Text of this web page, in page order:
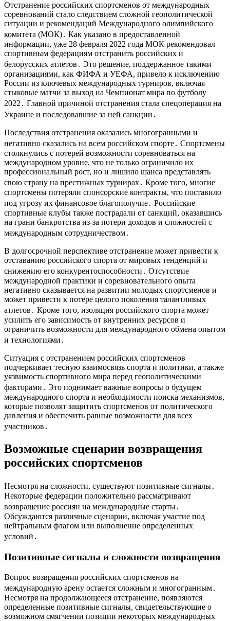
Отстранение российских спортсменов от международных
соревнований стало следствием сложной геополитической
ситуации и рекомендаций Международного олимпийского
комитета (МОК)․ Как указано в предоставленной
информации, уже 28 февраля 2022 года МОК рекомендовал
спортивным федерациям отстранить российских и
белорусских атлетов․ Это решение, поддержанное такими
организациями, как ФИФА и УЕФА, привело к исключению
России из ключевых международных турниров, включая
стыковые матчи за выход на Чемпионат мира по футболу
2022․ Главной причиной отстранения стала спецоперация на
Украине и последовавшие за ней санкции․
Последствия отстранения оказались многогранными и
негативно сказались на всем российском спорте․ Спортсмены
столкнулись с потерей возможности соревноваться на
международном уровне, что не только ограничило их
профессиональный рост, но и лишило шанса представлять
свою страну на престижных турнирах․ Кроме того, многие
спортсмены потеряли спонсорские контракты, что поставило
под угрозу их финансовое благополучие․ Российские
спортивные клубы также пострадали от санкций, оказавшись
на грани банкротства из-за потери доходов и сложностей с
международным сотрудничеством․
В долгосрочной перспективе отстранение может привести к
отставанию российского спорта от мировых тенденций и
снижению его конкурентоспособности․ Отсутствие
международной практики и соревновательного опыта
негативно сказывается на развитии молодых спортсменов и
может привести к потере целого поколения талантливых
атлетов․ Кроме того, изоляция российского спорта может
усилить его зависимость от внутренних ресурсов и
ограничить возможности для международного обмена опытом
и технологиями․
Ситуация с отстранением российских спортсменов
подчеркивает тесную взаимосвязь спорта и политики, а также
уязвимость спортивного мира перед геополитическими
факторами․ Это поднимает важные вопросы о будущем
международного спорта и необходимости поиска механизмов,
которые позволят защитить спортсменов от политического
давления и обеспечить равные возможности для всех
участников․
Возможные сценарии возвращения
российских спортсменов
Несмотря на сложности, существуют позитивные сигналы․
Некоторые федерации положительно рассматривают
возвращение россиян на международные старты․
Обсуждаются различные сценарии, включая участие под
нейтральным флагом или выполнение определенных
условий․
Позитивные сигналы и сложности возвращения
Вопрос возвращения российских спортсменов на
международную арену остается сложным и многогранным․
Несмотря на продолжающееся отстранение, появляются
определенные позитивные сигналы, свидетельствующие о
возможном смягчении позиции некоторых международных